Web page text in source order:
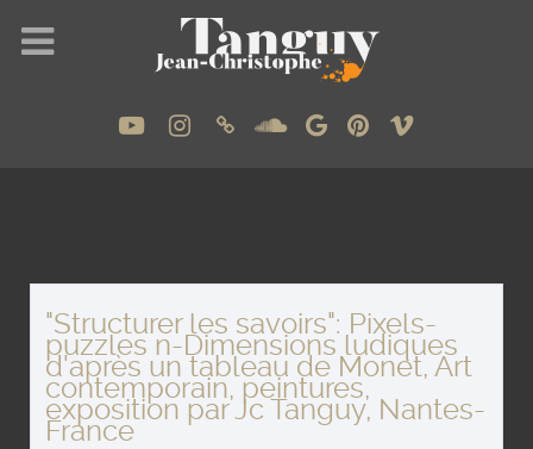
"Structurer les savoirs": Pixels-
puzzles n-Dimensions ludiques
d'après un tableau de Monet, Art
contemporain, peintures,
exposition par Jc Tanguy, Nantes-
France